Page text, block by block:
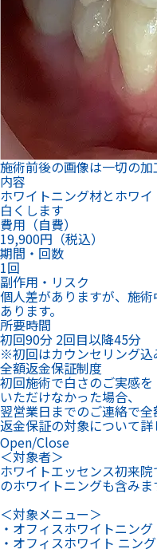
施術前後の画像は一切の加
内容
ホワイトニング材とホワ
白くします
費用（自費）
19,900円（税込）
期間・回数
1回
副作用・リスク
個人差がありますが、施
あります。
所要時間
初回90分 2回目以降45分
※初回はカウンセリング込
全額返金保証制度
初回施術で白さのご実感を
いただけなかった場合、
翌営業日までのご連絡で全
返金保証の対象について詳
Open/Close
＜対象者＞
ホワイトエッセンス初来
のホワイトニングも含み
＜対象メニュー＞
・オフィスホワイトニング
・オフィスホワイト ニン